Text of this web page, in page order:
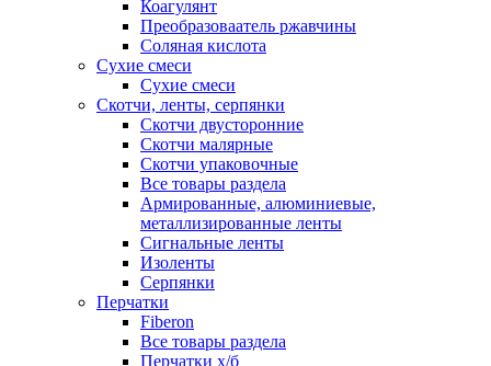
Коагулянт
Преобразоваатель ржавчины
Соляная кислота
Сухие смеси
Сухие смеси
Скотчи, ленты, серпянки
Скотчи двусторонние
Скотчи малярные
Скотчи упаковочные
Все товары раздела
Армированные, алюминиевые,
металлизированные ленты
Сигнальные ленты
Изоленты
Серпянки
Перчатки
Fiberon
Все товары раздела
Перчатки х/б